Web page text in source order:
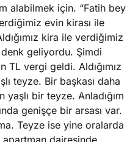
alabilmek için. “Fatih bey
evin kirası ile
kira ile verdiğimiz
geliyordu. Şimdi
TL vergi geldi. Aldığımız
teyze. Bir başkası daha
bir teyze. Anladığım
genişçe bir arsası var.
Teyze ise yine oralarda
dairesinde